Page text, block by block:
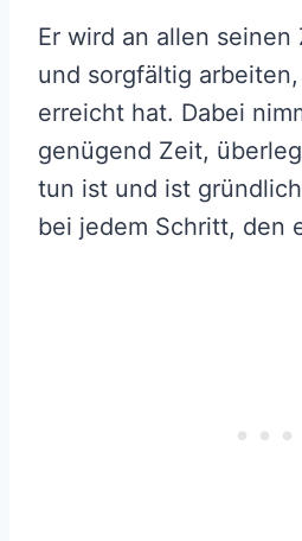
Er wird an allen
und sorgfältig
erreicht hat. Dabei
genügend Zeit,
tun ist und ist
bei jedem Schritt, den